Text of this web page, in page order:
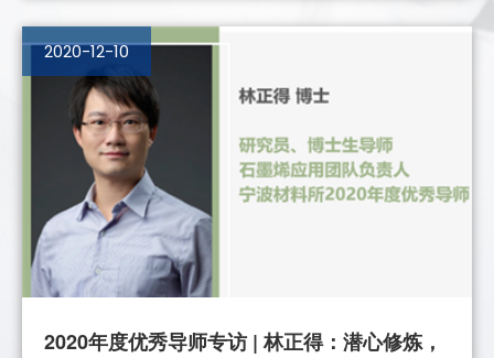
2020-12-10
2020年度优秀导师专访 | 林正得：潜心修炼，